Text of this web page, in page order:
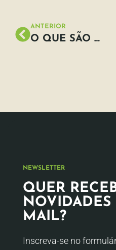
ANTERIOR
O QUE SÃO AS MATAS CILIARES?
NEWSLETTER
QUER
NOVIDADES
MAIL?
Inscreva-se no